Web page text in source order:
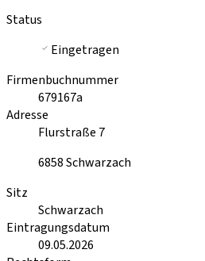
Status
Eingetragen
Firmenbuchnummer
679167a
Adresse
Flurstraße 7
6858Schwarzach
Sitz
Schwarzach
Eintragungsdatum
09.05.2026